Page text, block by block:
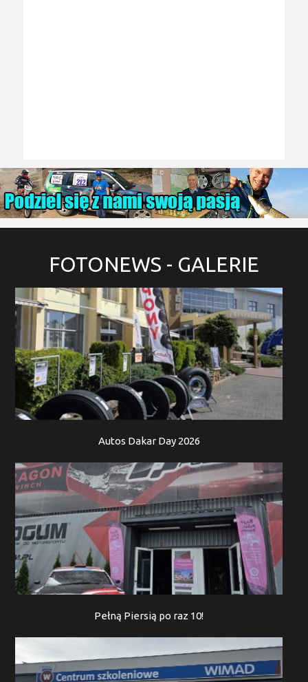
FOTONEWS - GALERIE
Autos Dakar Day 2026
Pełną Piersią po raz 10!